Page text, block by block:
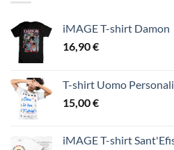
iMAGE T-shirt Damon
16,90€
T-shirt Uomo
15,00€
iMAGE T-shirt